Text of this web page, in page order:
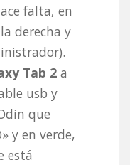
falta, en
derecha y
Tab 2 a
usb y
que
y en verde,
está